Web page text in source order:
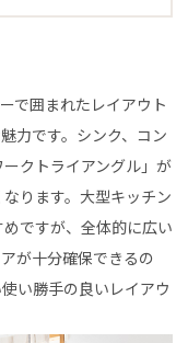
で囲まれたレイアウト
力です。シンク、コン
クトライアングル」が
ります。大型キッチン
ですが、全体的に広い
が十分確保できるの
い勝手の良いレイアウ